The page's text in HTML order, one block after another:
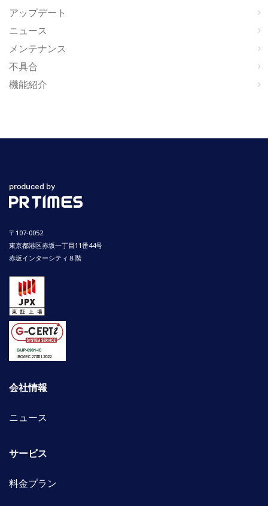
アップデート
ニュース
メンテナンス
不具合
機能紹介
〒107-0052
東京都港区赤坂一丁目11番44号
赤坂インターシティ８階
会社情報
ニュース
サービス
料金プラン